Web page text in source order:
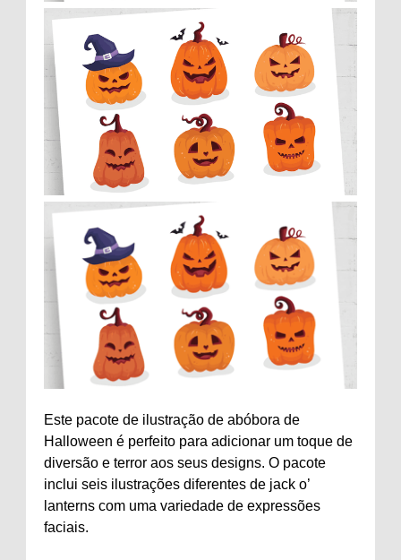
Este pacote de ilustração de abóbora de
Halloween é perfeito para adicionar um toque de
diversão e terror aos seus designs. O pacote
inclui seis ilustrações diferentes de jack o’
lanterns com uma variedade de expressões
faciais.